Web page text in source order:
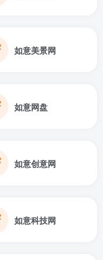
如意美景网
如意网盘
如意创意网
如意科技网